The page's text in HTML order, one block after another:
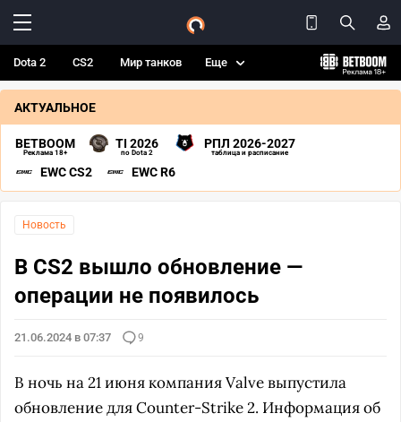
Dota 2 CS2 Мир танков Еще
АКТУАЛЬНОЕ
BETBOOM
Реклама 18+
TI 2026
по Dota 2
РПЛ 2026-2027
таблица и расписание
EWC CS2 EWC R6
Новость
В CS2 вышло обновление —
операции не появилось
21.06.2024 в 07:37 9
В ночь на 21 июня компания Valve выпустила
обновление для Counter-Strike 2. Информация об